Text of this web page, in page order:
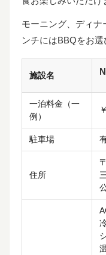
モーニング、ディ
ンチにはBBQをお選
施設名
一泊料金（一
例）
駐車場
住所